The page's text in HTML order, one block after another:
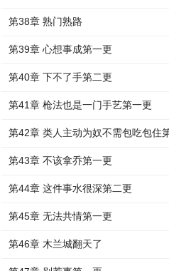
第38章 熟门熟路
第39章 心想事成第一更
第40章 下不了手第二更
第41章 枪法也是一门手艺第一更
第42章 类人主动为奴不需包吃包住
第43章 不该拿乔第一更
第44章 这件事水很深第二更
第45章 无法共情第一更
第46章 木兰城翻天了